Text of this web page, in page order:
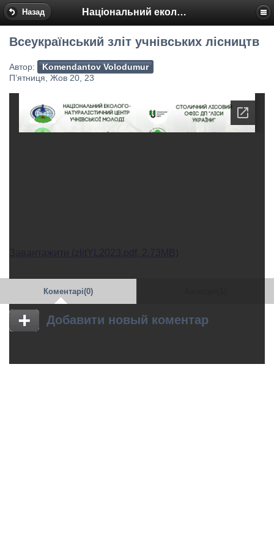
Назад Національний еколого-натуралістичний центр
Всеукраїнський зліт учнівських лісництв
Автор:
Komendantov Volodumur
П’ятниця, Жов 20, 23
Коментарі(0)
Добавити новый коментар